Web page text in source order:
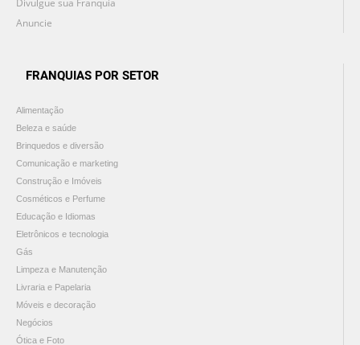
Divulgue sua Franquia
Anuncie
FRANQUIAS POR SETOR
Alimentação
Beleza e saúde
Brinquedos e diversão
Comunicação e marketing
Construção e Imóveis
Cosméticos e Perfume
Educação e Idiomas
Eletrônicos e tecnologia
Gás
Limpeza e Manutenção
Livraria e Papelaria
Móveis e decoração
Negócios
Ótica e Foto